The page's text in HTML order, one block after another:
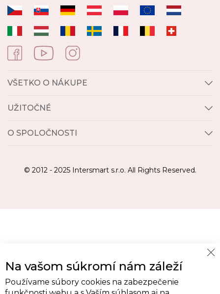
VŠETKO O NÁKUPE
UŽITOČNÉ
O SPOLOČNOSTI
© 2012 - 2025 Intersmart s.r.o. All Rights Reserved.
Na vašom súkromí nám záleží
Používame súbory cookies na zabezpečenie